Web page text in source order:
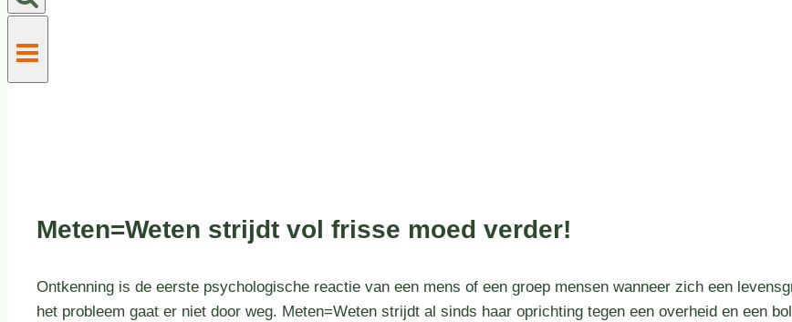
Meten=Weten strijdt vol frisse moed verder!
Ontkenning is de eerste psychologische reactie van een mens of een groep mensen wanneer zich een
het probleem gaat er niet door weg. Meten=Weten strijdt al sinds haar oprichting tegen een overheid en een